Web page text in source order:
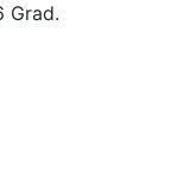
Grad.